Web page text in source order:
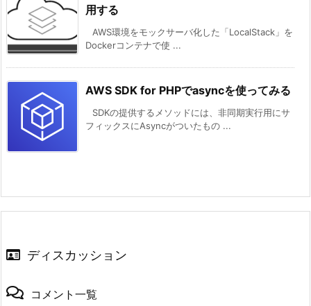
用する
AWS環境をモックサーバ化した「LocalStack」を
Dockerコンテナで使 ...
AWS SDK for PHPでasyncを使ってみる
SDKの提供するメソッドには、非同期実行用にサ
フィックスにAsyncがついたもの ...
ディスカッション
コメント一覧